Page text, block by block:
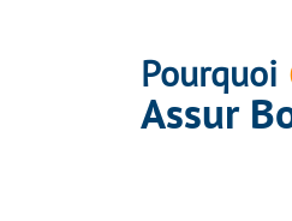
Pourquoi
Assur